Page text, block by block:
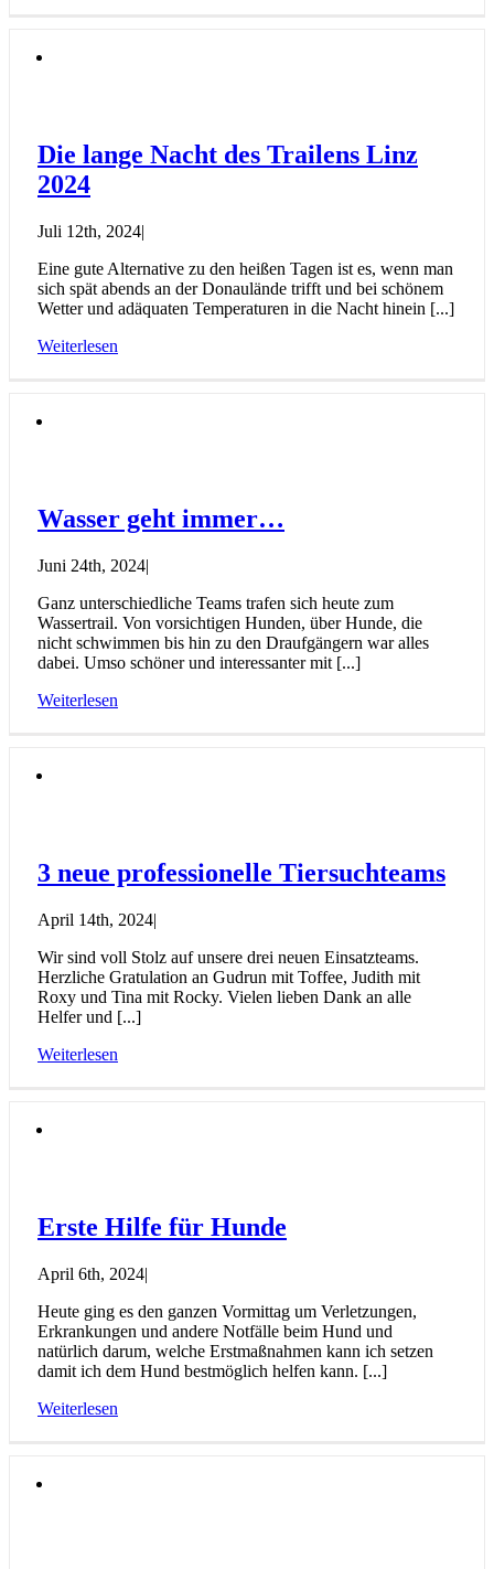
Die lange Nacht des Trailens Linz
2024
Juli 12th, 2024|
Eine gute Alternative zu den heißen Tagen ist es, wenn man
sich spät abends an der Donaulände trifft und bei schönem
Wetter und adäquaten Temperaturen in die Nacht hinein [...]
Weiterlesen
Wasser geht immer…
Juni 24th, 2024|
Ganz unterschiedliche Teams trafen sich heute zum
Wassertrail. Von vorsichtigen Hunden, über Hunde, die
nicht schwimmen bis hin zu den Draufgängern war alles
dabei. Umso schöner und interessanter mit [...]
Weiterlesen
3 neue professionelle Tiersuchteams
April 14th, 2024|
Wir sind voll Stolz auf unsere drei neuen Einsatzteams.
Herzliche Gratulation an Gudrun mit Toffee, Judith mit
Roxy und Tina mit Rocky. Vielen lieben Dank an alle
Helfer und [...]
Weiterlesen
Erste Hilfe für Hunde
April 6th, 2024|
Heute ging es den ganzen Vormittag um Verletzungen,
Erkrankungen und andere Notfälle beim Hund und
natürlich darum, welche Erstmaßnahmen kann ich setzen
damit ich dem Hund bestmöglich helfen kann. [...]
Weiterlesen